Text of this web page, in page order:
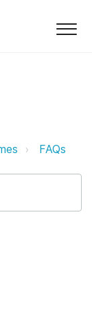
FAQs